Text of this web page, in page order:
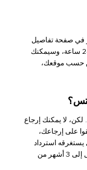
في صفحة تفاصيل
المنتج. إذا اخترت الشحن السريع، ستصل طلبك خلال 24 ساعة، وسيمكنك
حسب موقعك،
لكن، لا يمكنك إرجاع
على إرجاعك،
الذي يستغرقه استرداد
أموالك على حالة طلبك وبنكك. قد يستغرق الأمر ما يصل إلى 3 أشهر من